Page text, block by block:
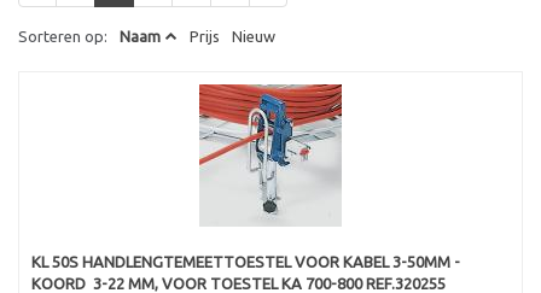
Sorteren op: Naam Prijs Nieuw
KL 50S HANDLENGTEMEETTOESTEL VOOR KABEL 3-50MM -
KOORD  3-22 MM, VOOR TOESTEL KA 700-800 REF.320255